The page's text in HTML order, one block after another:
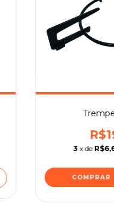
3 x de